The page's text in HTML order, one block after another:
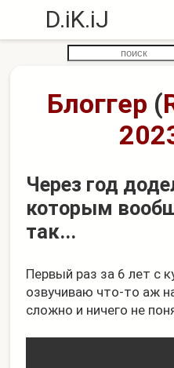
D.iK.iJ
Блоггер (
Через год
которым
так...
Первый раз за 6 лет с
озвучиваю что-то аж
сложно и ничего не